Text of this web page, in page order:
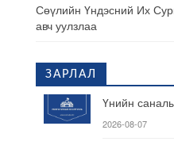
Сөүлийн Үндэсний Их
авч уулзлаа
ЗАРЛАЛ
Үнийн
2026-08-07